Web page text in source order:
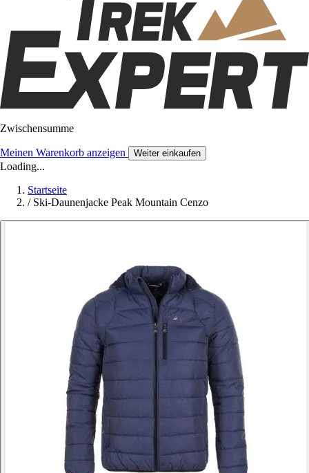
Zwischensumme
Meinen Warenkorb anzeigen Weiter einkaufen
Loading...
Startseite
/ Ski-Daunenjacke Peak Mountain Cenzo